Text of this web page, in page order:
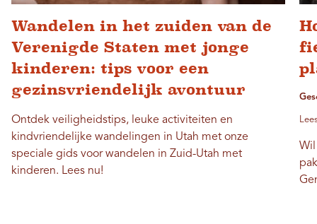
Wandelen in het zuiden van de
Verenigde Staten met jonge
kinderen: tips voor een
gezinsvriendelijk avontuur
Ontdek veiligheidstips, leuke activiteiten en
kindvriendelijke wandelingen in Utah met onze
speciale gids voor wandelen in Zuid-Utah met
kinderen. Lees nu!